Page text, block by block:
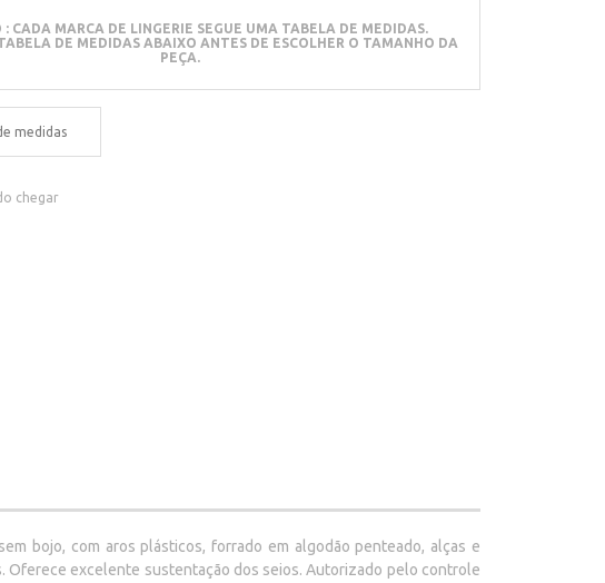
: CADA MARCA DE LINGERIE SEGUE UMA TABELA DE MEDIDAS.
DE MEDIDAS ABAIXO ANTES DE ESCOLHER O TAMANHO DA
PEÇA.
medidas
chegar
bojo, com aros plásticos, forrado em algodão penteado, alças e
Oferece excelente sustentação dos seios. Autorizado pelo controle